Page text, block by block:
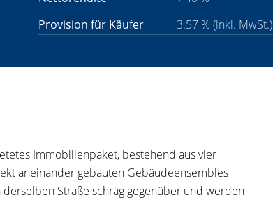
Provision für Käufer
3.57 % (inkl. MwSt.)
Immobilienpaket, bestehend aus vier
aneinander gebauten Gebäudeensembles
Straße schräg gegenüber und werden